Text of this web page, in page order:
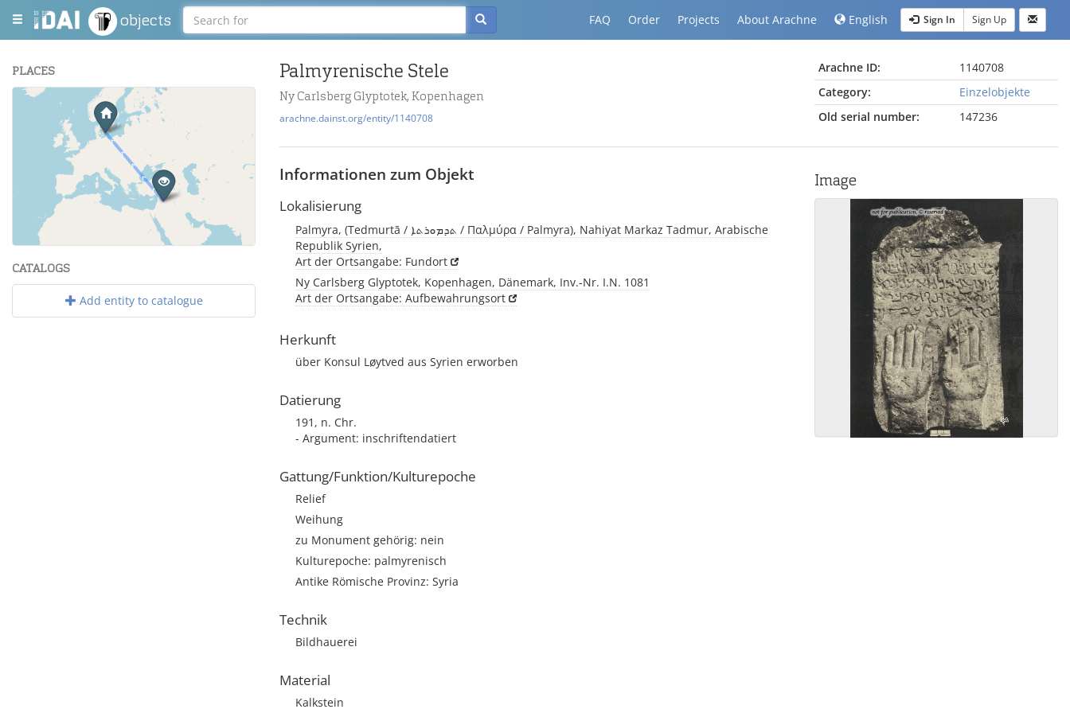
objects FAQ Order Projects About Arachne English Sign In Sign Up
PLACES
| Maps and Data © OpenStreetMap
CATALOGS
Add entity to catalogue
Palmyrenische Stele
Ny Carlsberg Glyptotek, Kopenhagen
arachne.dainst.org/entity/1140708
Arachne ID:
1140708
Category:
Einzelobjekte
Old serial number:
147236
Informationen zum Objekt
Lokalisierung
Palmyra, (Tedmurtā / ܬܕܡܘܪܬܐ / Παλμύρα / Palmyra), Nahiyat Markaz Tadmur, Arabische
Republik Syrien,
Art der Ortsangabe: Fundort
Ny Carlsberg Glyptotek, Kopenhagen, Dänemark, Inv.-Nr. I.N. 1081
Art der Ortsangabe: Aufbewahrungsort
Herkunft
über Konsul Løytved aus Syrien erworben
Datierung
191, n. Chr.
- Argument: inschriftendatiert
Gattung/Funktion/Kulturepoche
Relief
Weihung
zu Monument gehörig: nein
Kulturepoche: palmyrenisch
Antike Römische Provinz: Syria
Technik
Bildhauerei
Material
Kalkstein
Image